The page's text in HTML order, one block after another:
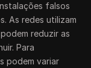
falsos
As redes utilizam
reduzir as
Para
podem variar